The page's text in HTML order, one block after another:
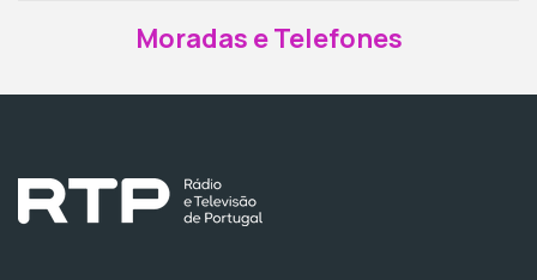
Moradas e Telefones